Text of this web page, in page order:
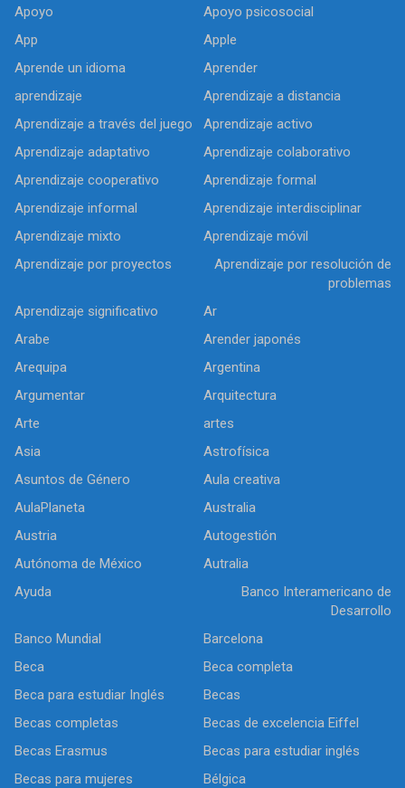
Apoyo
Apoyo psicosocial
App
Apple
Aprende un idioma
Aprender
aprendizaje
Aprendizaje a distancia
Aprendizaje a través del juego
Aprendizaje activo
Aprendizaje adaptativo
Aprendizaje colaborativo
Aprendizaje cooperativo
Aprendizaje formal
Aprendizaje informal
Aprendizaje interdisciplinar
Aprendizaje mixto
Aprendizaje móvil
Aprendizaje por proyectos
Aprendizaje por resolución de
problemas
Aprendizaje significativo
Ar
Arabe
Arender japonés
Arequipa
Argentina
Argumentar
Arquitectura
Arte
artes
Asia
Astrofísica
Asuntos de Género
Aula creativa
AulaPlaneta
Australia
Austria
Autogestión
Autónoma de México
Autralia
Ayuda
Banco Interamericano de
Desarrollo
Banco Mundial
Barcelona
Beca
Beca completa
Beca para estudiar Inglés
Becas
Becas completas
Becas de excelencia Eiffel
Becas Erasmus
Becas para estudiar inglés
Becas para mujeres
Bélgica